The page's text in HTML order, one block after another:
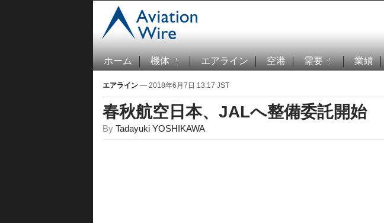
ホーム 機体 エアライン 空港 需要 業績
エアライン — 2018年6月7日 13:17 JST
春秋航空日本、JALへ整備委託開始
By Tadayuki YOSHIKAWA